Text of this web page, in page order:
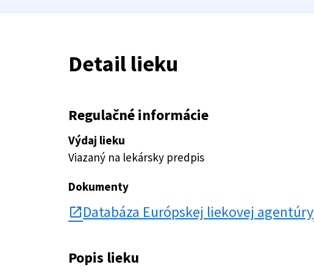
Detail lieku
Regulačné informácie
Výdaj lieku
Viazaný na lekársky predpis
Dokumenty
open_in_new Databáza Európskej liekovej agentúry
Popis lieku